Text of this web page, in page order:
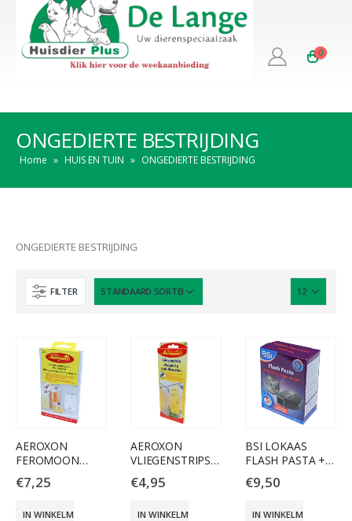
0
ONGEDIERTE BESTRIJDING
Home » HUIS EN TUIN » ONGEDIERTE BESTRIJDING
ONGEDIERTE BESTRIJDING
FILTER
AEROXON
FEROMOON
MOTTENVAL
€7,25
IN WINKELMAND
AEROXON
VLIEGENSTRIPS
PER 2
€4,95
IN WINKELMAND
BSI LOKAAS
FLASH PASTA +
LOKDOOS 10GR
€9,50
IN WINKELMAND